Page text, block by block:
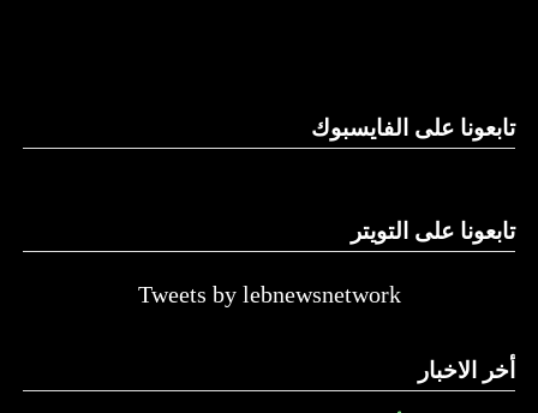
النهار
تابعونا على الفايسبوك
تابعونا على التويتر
Tweets by lebnewsnetwork
أخر الاخبار